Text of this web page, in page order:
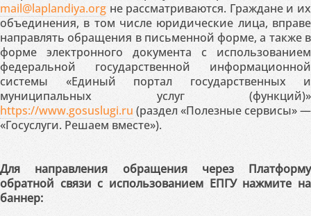
mail@laplandiya.org не рассматриваются. Граждане и их
объединения, в том числе юридические лица, вправе
направлять обращения в письменной форме, а также в
форме электронного документа с использованием
федеральной государственной информационной
системы «Единый портал государственных и
муниципальных услуг (функций)»
https://www.gosuslugi.ru (раздел «Полезные сервисы» —
«Госуслуги. Решаем вместе»).
Для направления обращения через Платформу
обратной связи с использованием ЕПГУ нажмите на
баннер: